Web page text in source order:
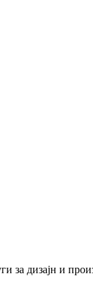
за дизајн и